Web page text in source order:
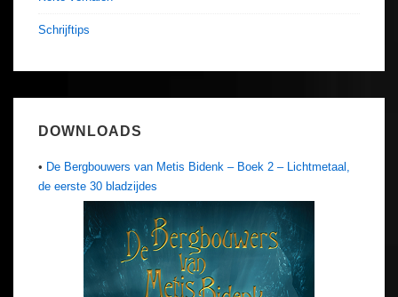
Schrijftips
DOWNLOADS
• De Bergbouwers van Metis Bidenk – Boek 2 – Lichtmetaal,
de eerste 30 bladzijdes